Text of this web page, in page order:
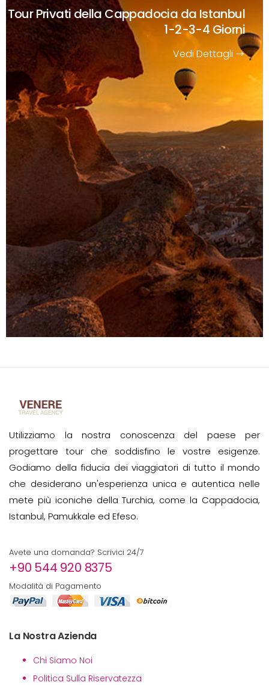
Tour Privati della Cappadocia da Istanbul
1-2-3-4 Giorni
Vedi Dettagli
Utilizziamo la nostra conoscenza del paese per
progettare tour che soddisfino le vostre esigenze.
Godiamo della fiducia dei viaggiatori di tutto il mondo
che desiderano un'esperienza unica e autentica nelle
mete più iconiche della Turchia, come la Cappadocia,
Istanbul, Pamukkale ed Efeso.
Avete una domanda? Scrivici 24/7
+90 544 920 8375
Modalità di Pagamento
La Nostra Azienda
Chi Siamo Noi
Politica Sulla Riservatezza